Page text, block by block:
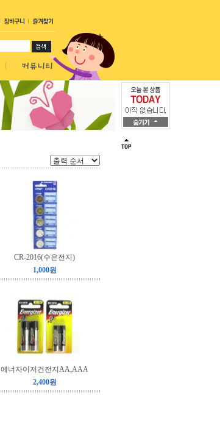
CR-2016(수은전지)
1,000원
에너자이저건전지AA,AAA
2,400원